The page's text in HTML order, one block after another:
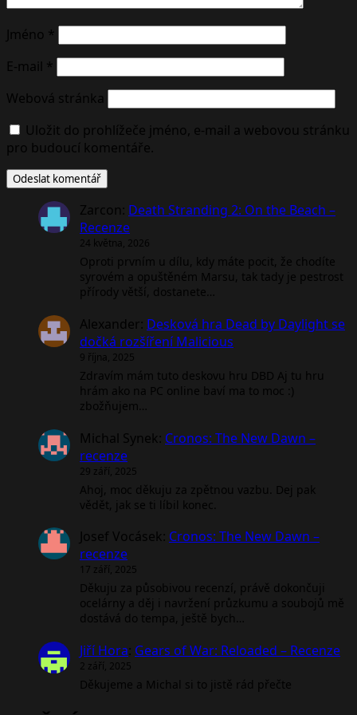
Jméno *
E-mail *
Webová stránka
Uložit do prohlížeče jméno, e-mail a webovou stránku
pro budoucí komentáře.
Zarcon: Death Stranding 2: On the Beach –
Recenze
24 května, 2026
Oproti prvním u dílu, kdy máte pocit, že chodíte
syrovém a opuštěném Marsu, tak tady je pestrost
přírody větší, dostanete…
Alexander: Desková hra Dead by Daylight se
dočká rozšíření Malicious
9 října, 2025
Zdravím mám tuto deskovu hru DBD Aj tu hru
hrám ako na PC online baví ma to moc :)
zbožňujem…
Michal Synek: Cronos: The New Dawn –
recenze
29 září, 2025
Ahoj, moc děkuju za zpětnou vazbu. Dej pak
vědět, jak se ti líbil konec.
Josef Vocásek: Cronos: The New Dawn –
recenze
17 září, 2025
Děkuju za působivou recenzí, právě dokončuji
ocelárny a děj i navržení průzkumu a soubojů mě
dostává do tempa, ještě bych…
Jiří Hora: Gears of War: Reloaded – Recenze
2 září, 2025
Děkujeme a Michal si to jistě rád přečte